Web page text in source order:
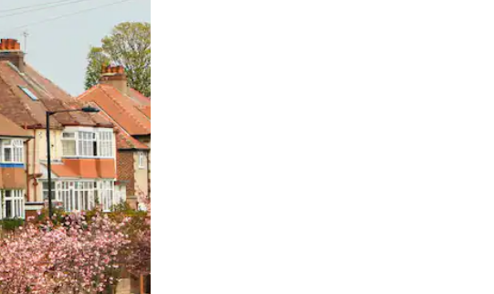
durch Berühren oder Wischgesten.